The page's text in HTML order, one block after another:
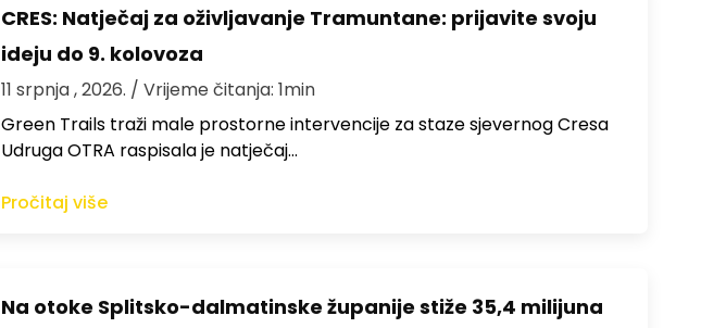
CRES: Natječaj za oživljavanje Tramuntane: prijavite svoju
ideju do 9. kolovoza
11 srpnja , 2026. / Vrijeme čitanja: 1min
Green Trails traži male prostorne intervencije za staze sjevernog Cresa
Udruga OTRA raspisala je natječaj…
Pročitaj više
Na otoke Splitsko-dalmatinske županije stiže 35,4 milijuna